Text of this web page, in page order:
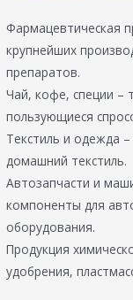
Фармацевтическая
крупнейших
препаратов.
Чай, кофе, специи –
пользующиеся
Текстиль и одежда
домашний текстиль.
Автозапчасти и
компоненты для
оборудования.
Продукция
удобрения,